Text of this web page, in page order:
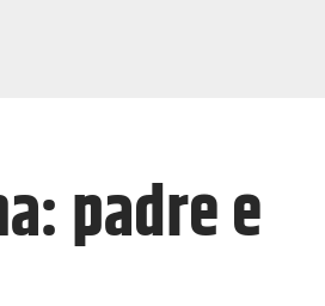
padre e